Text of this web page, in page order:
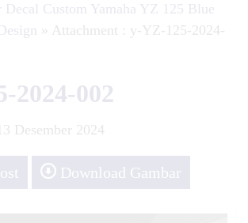
Decal Custom Yamaha YZ 125 Blue
» Attachment : y-YZ-125-2024-
2024-002
Desember 2024
Download Gambar